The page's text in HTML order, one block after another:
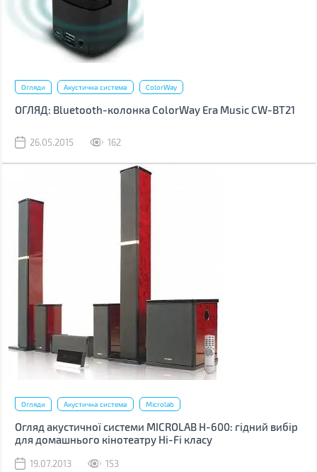
Огляди Акустична система ColorWay
ОГЛЯД: Bluetooth-колонка ColorWay Era Music CW-BT21
26.05.2015 162
Огляди Акустична система Microlab
Огляд акустичної системи MICROLAB H-600: гідний вибір
для домашнього кінотеатру Hi-Fi класу
19.07.2013 153